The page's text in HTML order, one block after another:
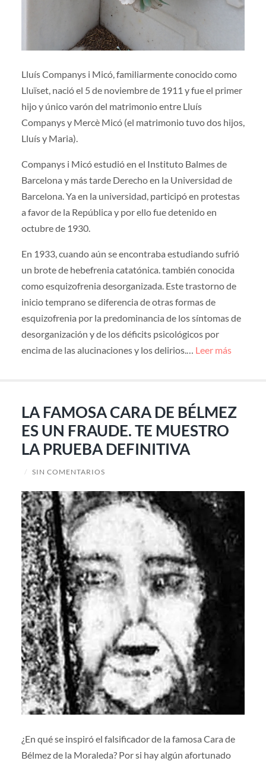
Lluís Companys i Micó, familiarmente conocido como
Lluïset, nació el 5 de noviembre de 1911 y fue el primer
hijo y único varón del matrimonio entre Lluís
Companys y Mercè Micó (el matrimonio tuvo dos hijos,
Lluís y Maria).
Companys i Micó estudió en el Instituto Balmes de
Barcelona y más tarde Derecho en la Universidad de
Barcelona. Ya en la universidad, participó en protestas
a favor de la República y por ello fue detenido en
octubre de 1930.
En 1933, cuando aún se encontraba estudiando sufrió
un brote de hebefrenia catatónica. también conocida
como esquizofrenia desorganizada. Este trastorno de
inicio temprano se diferencia de otras formas de
esquizofrenia por la predominancia de los síntomas de
desorganización y de los déficits psicológicos por
encima de las alucinaciones y los delirios.… Leer más
LA FAMOSA CARA DE BÉLMEZ
ES UN FRAUDE. TE MUESTRO
LA PRUEBA DEFINITIVA
/ SIN COMENTARIOS
¿En qué se inspiró el falsificador de la famosa Cara de
Bélmez de la Moraleda? Por si hay algún afortunado